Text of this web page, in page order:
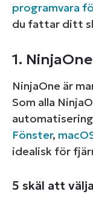
programvara
du fattar ditt
1. NinjaOne
NinjaOne är
Som alla
Fönster,
idealisk för
5 skäl att